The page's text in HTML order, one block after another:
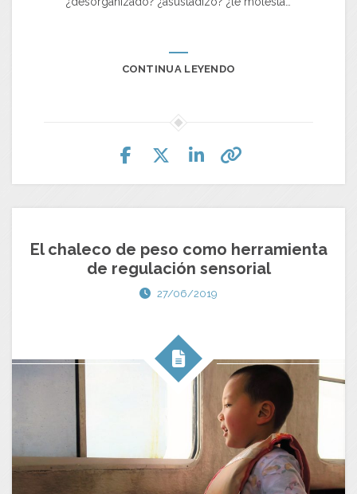
CONTINUA LEYENDO
El chaleco de peso como herramienta
de regulación sensorial
27/06/2019